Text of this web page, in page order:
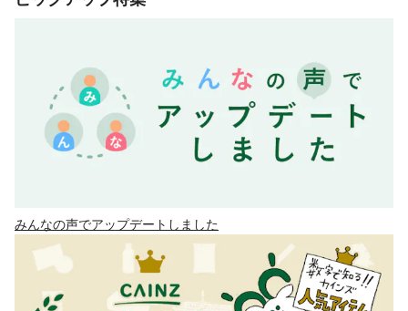
みんなの声でアップデートしました